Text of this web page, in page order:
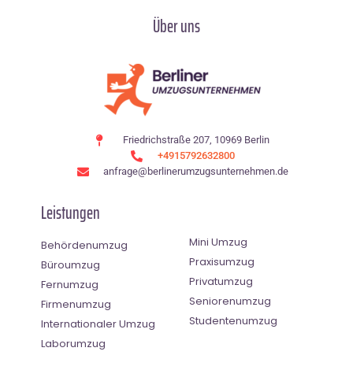
Über uns
Friedrichstraße 207, 10969 Berlin
+4915792632800
anfrage@berlinerumzugsunternehmen.de
Leistungen
Behördenumzug
Büroumzug
Fernumzug
Firmenumzug
Internationaler Umzug
Laborumzug
Mini Umzug
Praxisumzug
Privatumzug
Seniorenumzug
Studentenumzug